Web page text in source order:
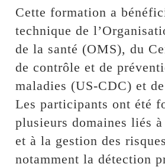
Cette formation a
technique de
de la santé (OMS), du
de contrôle et de
maladies (US-CDC) et
Les participants ont été
plusieurs domaines liés
et à la gestion des
notamment la détection